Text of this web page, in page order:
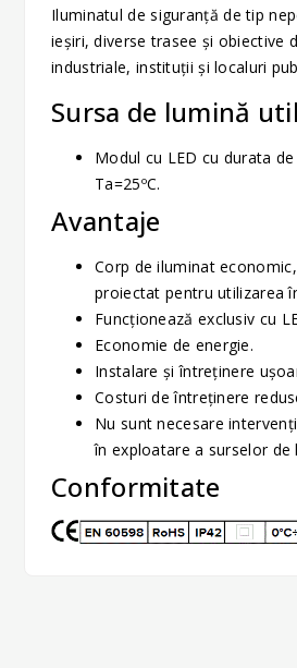
Iluminatul de siguranţă de tip
ieșiri, diverse trasee şi obiective
industriale, instituţii şi localuri
Sursa de lumină
Modul cu LED cu durata
Ta=25ºC.
Avantaje
Corp de iluminat
proiectat pentru utilizarea
Funcţionează exclusiv cu
Economie de energie.
Instalare şi întreţinere
Costuri de întreţinere
Nu sunt necesare
în exploatare a surselor de
Conformitate